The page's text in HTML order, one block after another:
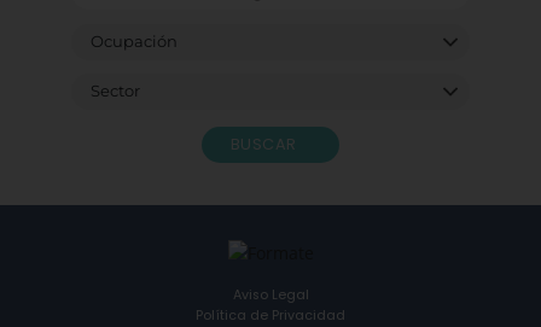
BUSCAR
Aviso Legal
Política de Privacidad